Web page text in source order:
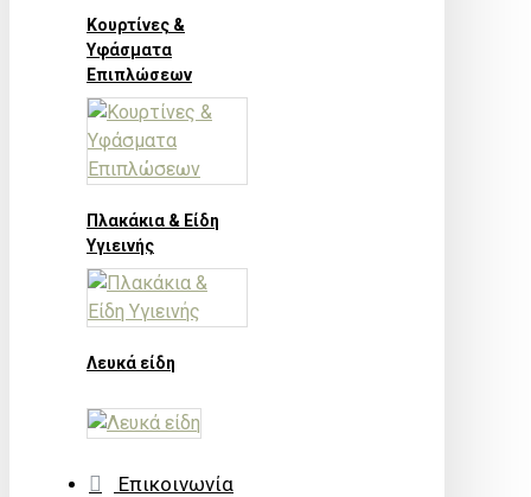
Κουρτίνες &
Υφάσματα
Επιπλώσεων
Πλακάκια & Είδη
Υγιεινής
Λευκά είδη
Επικοινωνία